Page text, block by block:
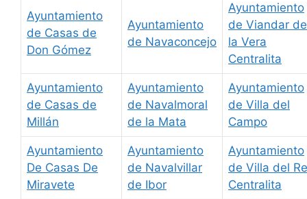
Ayuntamiento
de Casas de
Don Gómez
Ayuntamiento
de Navaconcejo
Ayuntamiento
de Viandar de
la Vera
Centralita
Ayuntamiento
de Casas de
Millán
Ayuntamiento
de Navalmoral
de la Mata
Ayuntamiento
de Villa del
Campo
Ayuntamiento
De Casas De
Miravete
Ayuntamiento
de Navalvillar
de Ibor
Ayuntamiento
de Villa del
Centralita